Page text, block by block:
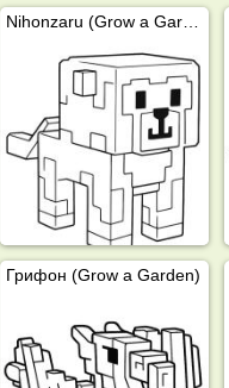
Nihonzaru (Grow a Garden)
Грифон (Grow a Garden)